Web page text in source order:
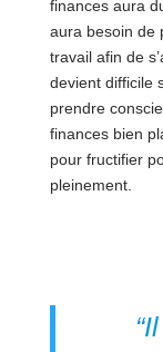
finances aura
aura besoin de
travail afin de
devient difficile
prendre
finances bien
pour fructifier
pleinement.